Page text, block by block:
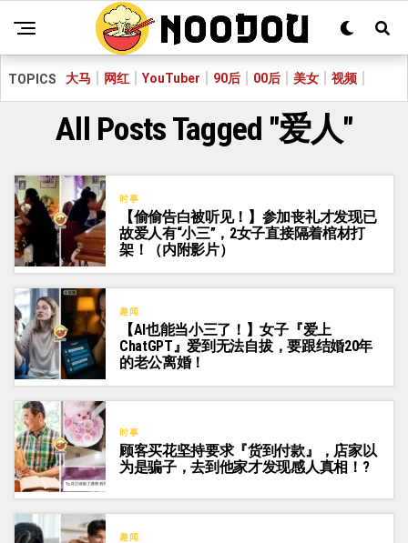
TOPICS 大马 网红 YouTuber 90后 00后 美女 视频
All Posts Tagged "爱人"
时事
【偷偷告白被听见！】参加丧礼才发现已
故爱人有“小三”，2女子直接隔着棺材打
架！（内附影片）
趣闻
【AI也能当小三了！】女子『爱上
ChatGPT』爱到无法自拔，要跟结婚20年
的老公离婚！
时事
顾客买花坚持要求『货到付款』，店家以
为是骗子，去到他家才发现感人真相！?
趣闻